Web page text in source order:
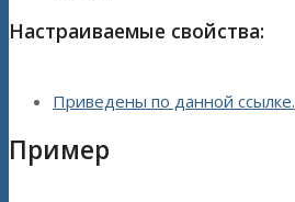
Настраиваемые свойства:
Приведены по данной ссылке.
Пример